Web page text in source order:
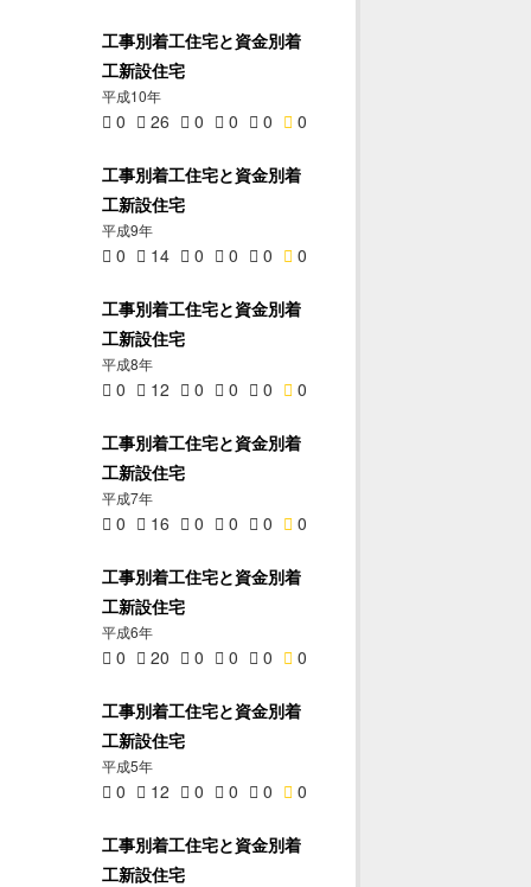
工事別着工住宅と資金別着
工新設住宅
平成10年
0 26 0 0 0 0
工事別着工住宅と資金別着
工新設住宅
平成9年
0 14 0 0 0 0
工事別着工住宅と資金別着
工新設住宅
平成8年
0 12 0 0 0 0
工事別着工住宅と資金別着
工新設住宅
平成7年
0 16 0 0 0 0
工事別着工住宅と資金別着
工新設住宅
平成6年
0 20 0 0 0 0
工事別着工住宅と資金別着
工新設住宅
平成5年
0 12 0 0 0 0
工事別着工住宅と資金別着
工新設住宅